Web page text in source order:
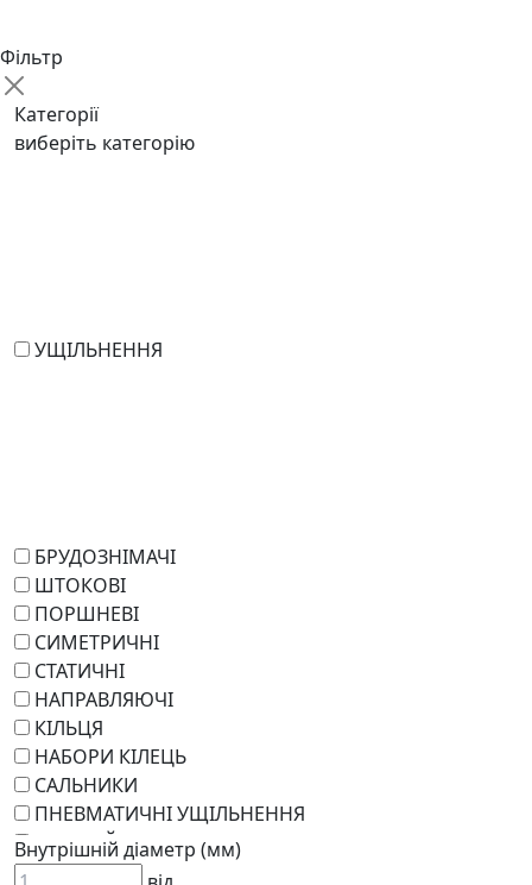
Фільтр
Категорії
виберіть категорію
УЩІЛЬНЕННЯ
БРУДОЗНІМАЧІ
ШТОКОВІ
ПОРШНЕВІ
СИМЕТРИЧНІ
СТАТИЧНІ
НАПРАВЛЯЮЧІ
КІЛЬЦЯ
НАБОРИ КІЛЕЦЬ
САЛЬНИКИ
ПНЕВМАТИЧНІ УЩІЛЬНЕННЯ
РОТАЦІЙНІ
РЕМКОМПЛЕКТИ
Внутрішній діаметр (мм)